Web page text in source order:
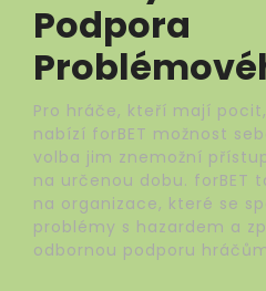
Podpora
Pro hráče, kteří mají
nabízí forBET možnost
volba jim znemožní
na určenou dobu. forBET
na organizace, které se
problémy s hazardem a
odbornou podporu